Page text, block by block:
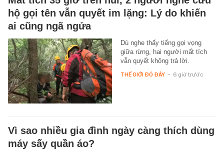
hộ gọi tên vẫn quyết im lặng: Lý do khiến
ai cũng ngã ngửa
Dù nghe thấy tiếng gọi vọng
giữa rừng, hai người mất tích
vẫn quyết không trả lời.
THẾ GIỚI ĐÓ ĐÂY - 6 giờ trước
Vì sao nhiều gia đình ngày càng thích dùng
máy sấy quần áo?